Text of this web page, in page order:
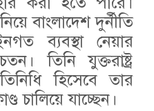
বাংলাদেশ দুর্নীতি
ব্যবস্থা নেয়ার
তিনি যুক্তরাষ্ট্র
হিসেবে তার
চালিয়ে যাচ্ছেন।